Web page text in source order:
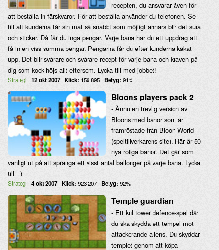
recepten, du ansvarar även för
att beställa in färskvaror. För att beställa använder du telefonen. Se
till att kunderna får sin mat så snabbt som möjligt annars blir det sura
och sticker. Då får du inga pengar. Varje bana har du ett uppdrag att
få in en viss summa pengar. Pengarna får du efter kunderna käkat
upp. Det blir svårare och svårare recept för varje bana och kraven på
dig som kock höjs allt eftersom. Lycka till med jobbet!
Strategi 12 okt 2007 Klick: 159 895 Betyg: 91%
Bloons players pack 2
- Ännu en trevlig version av
Bloons med banor som är
framröstade från Bloon World
(speltillverkarens site). Här är 50
nya roliga banor. Det går som
vanligt ut på att spränga ett visst antal ballonger på varje bana. Lycka
till =)
Strategi 4 okt 2007 Klick: 923 207 Betyg: 92%
Temple guardian
- Ett kul tower defence-spel där
du ska skydda ett tempel mot
attackerande aliens. Du skyddar
templet genom att köpa